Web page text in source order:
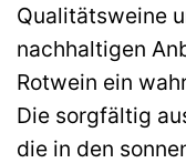
Qualitätsweine
nachhaltigen
Rotwein ein
Die sorgfältig
die in den